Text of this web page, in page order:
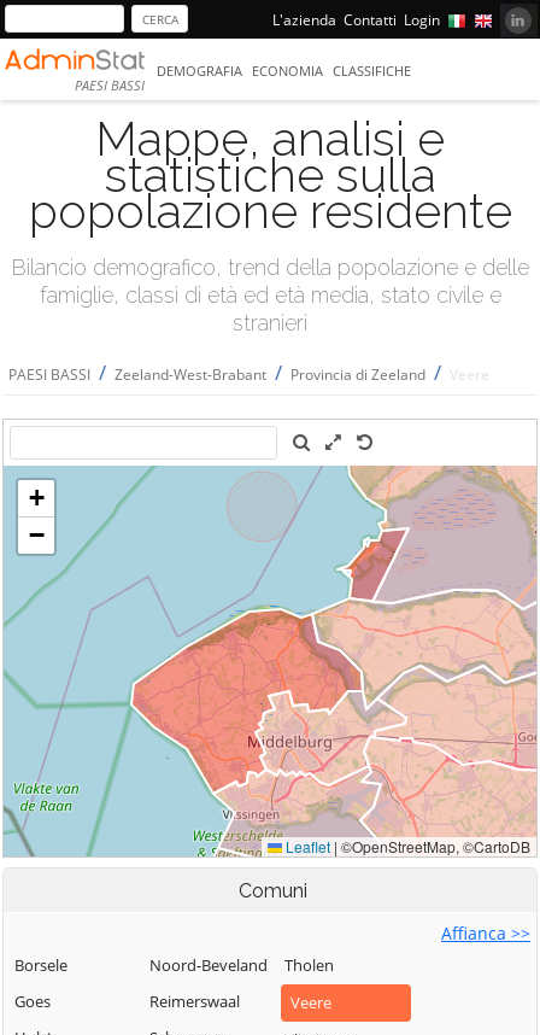
L'azienda Contatti Login
PAESI BASSI
DEMOGRAFIA ECONOMIA CLASSIFICHE
Mappe, analisi e
statistiche sulla
popolazione residente
Bilancio demografico, trend della popolazione e delle
famiglie, classi di età ed età media, stato civile e
stranieri
PAESI BASSI / Zeeland-West-Brabant / Provincia di Zeeland / Veere
Comuni
Affianca >>
Borsele
Goes
Noord-Beveland
Reimerswaal
Tholen
Veere